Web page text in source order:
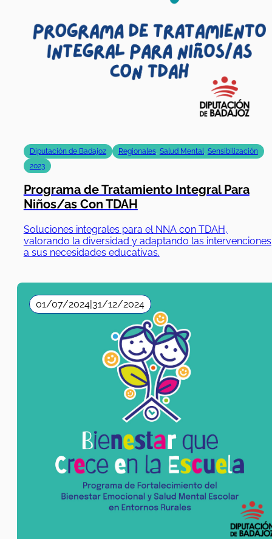
Diputación de Badajoz Regionales, Salud Mental, Sensibilización
2023
Programa de Tratamiento Integral Para
Niños/as Con TDAH
Soluciones integrales para el NNA con TDAH,
valorando la diversidad y adaptando las intervenciones
a sus necesidades educativas.
01/07/2024 31/12/2024